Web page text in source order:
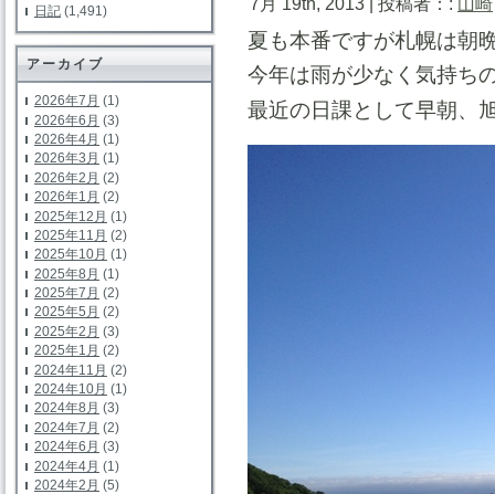
日記 (1,491)
アーカイブ
2026年7月 (1)
2026年6月 (3)
2026年4月 (1)
2026年3月 (1)
2026年2月 (2)
2026年1月 (2)
2025年12月 (1)
2025年11月 (2)
2025年10月 (1)
2025年8月 (1)
2025年7月 (2)
2025年5月 (2)
2025年2月 (3)
2025年1月 (2)
2024年11月 (2)
2024年10月 (1)
2024年8月 (3)
2024年7月 (2)
2024年6月 (3)
2024年4月 (1)
2024年2月 (5)
夏も本番ですが札幌は朝
今年は雨が少なく気持ち
最近の日課として早朝、